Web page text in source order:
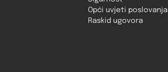
Opći uvjeti poslovanja
Raskid ugovora